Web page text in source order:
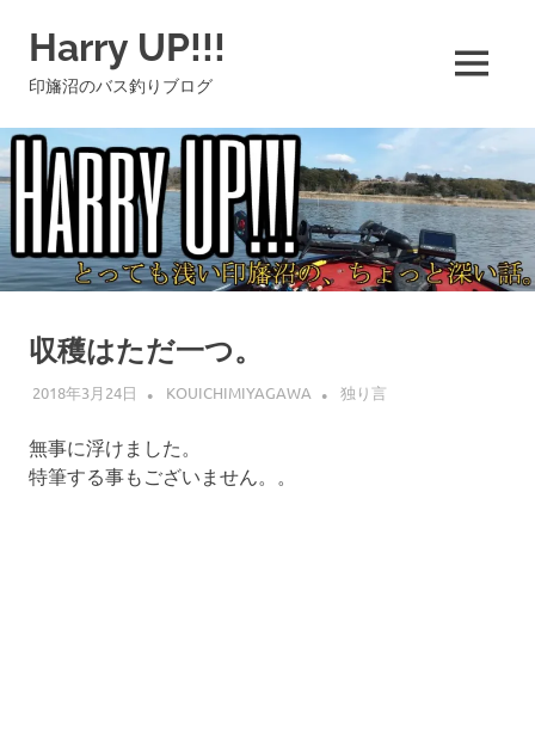
ツ
へ
ス
キ
ッ
プ
Harry UP!!!
印旛沼のバス釣りブログ MENU
収穫はただ一つ。
2018年3月24日 KOUICHIMIYAGAWA 独り言
無事に浮けました。
特筆する事もございません。。